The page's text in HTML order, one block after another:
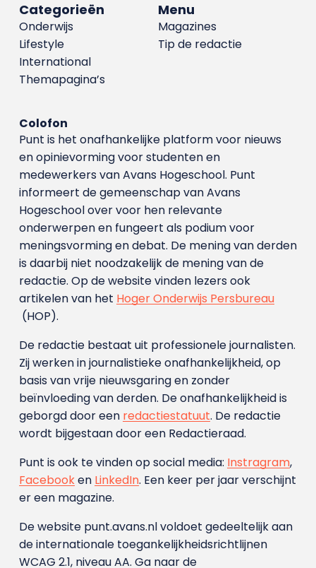
Menu
Magazines
Tip de redactie
Categorieën
Onderwijs
Lifestyle
International
Themapagina’s
Colofon
Punt is het onafhankelijke platform voor nieuws
en opinievorming voor studenten en
medewerkers van Avans Hoge­school. Punt
informeert de gemeenschap van Avans
Hogeschool over voor hen relevante
onderwerpen en fungeert als podium voor
meningsvorming en debat. De mening van derden
is daarbij niet noodzakelijk de mening van de
redactie. Op de website vinden lezers ook
artikelen van het Hoger Onderwijs Persbureau
(HOP).
De redactie bestaat uit professionele journalisten.
Zij werken in journalistieke onafhankelijkheid, op
basis van vrije nieuwsgaring en zonder
beïnvloeding van derden. De onafhankelijkheid is
geborgd door een redactiestatuut. De redactie
wordt bijgestaan door een Redactieraad.
Punt is ook te vinden op social media: Instragram,
Facebooken LinkedIn. Een keer per jaar verschijnt
er een magazine.
De website punt.avans.nl voldoet gedeeltelijk aan
de internationale toegankelijkheidsrichtlijnen
WCAG 2.1, niveau AA. Ga naar de